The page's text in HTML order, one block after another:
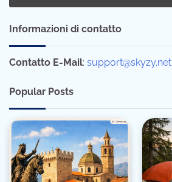
Informazioni di contatto
Contatto E-Mail: support@skyzy.net
Popular Posts